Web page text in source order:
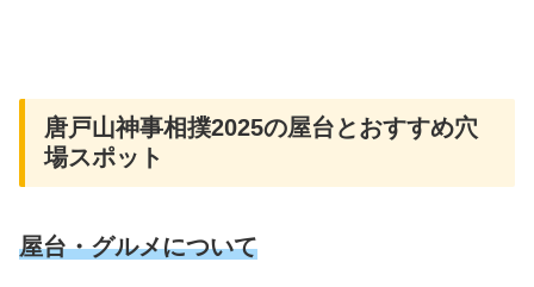
唐戸山神事相撲2025の屋台とおすすめ穴
場スポット
屋台・グルメについて